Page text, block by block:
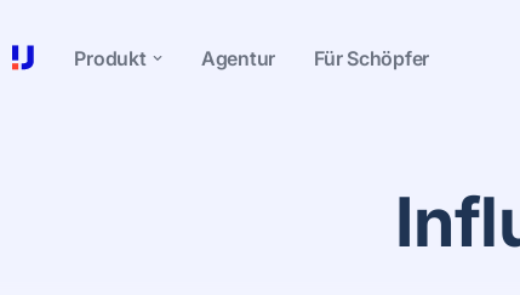
Produkt Agentur Für Schöpfer